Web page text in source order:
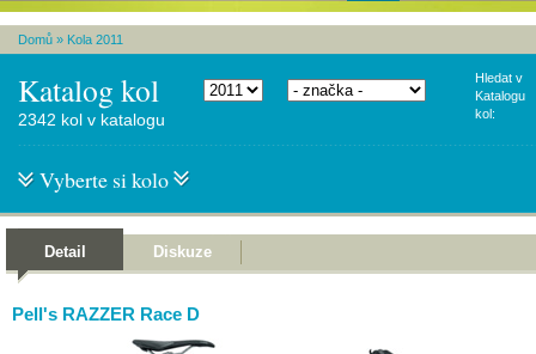
Domů » Kola 2011
Katalog kol
Hledat v
Katalogu
kol:
2342 kol v katalogu
Vyberte si kolo
Detail Diskuze
Pell's RAZZER Race D